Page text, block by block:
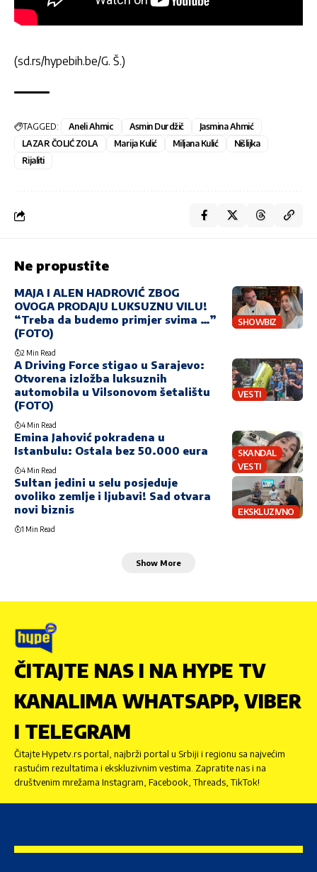
(sd.rs/hypebih.be/G. Š.)
TAGGED: Aneli Ahmic Asmin Durdžič
Jasmina Ahmić
LAZAR ČOLIĆ ZOLA
Marija Kulić Miljana Kulić
Nišlijka
Rijaliti
Ne propustite
SHOWBIZ
MAJA I ALEN HADROVIĆ ZBOG
OVOGA PRODAJU LUKSUZNU VILU!
“Treba da budemo primjer svima …”
(FOTO)
2 Min Read
VESTI
A Driving Force stigao u Sarajevo:
Otvorena izložba luksuznih
automobila u Vilsonovom šetalištu
(FOTO)
4 Min Read
SKANDAL
VESTI
Emina Jahović pokradena u
Istanbulu: Ostala bez 50.000 eura
4 Min Read
EKSKLUZIVNO
Sultan jedini u selu posjeduje
ovoliko zemlje i ljubavi! Sad otvara
novi biznis
1 Min Read
Show More
ČITAJTE NAS I NA HYPE TV
KANALIMA WHATSAPP, VIBER
I TELEGRAM
Čitajte Hypetv.rs portal, najbrži portal u Srbiji i regionu sa najvećim
rastućim rezultatima i ekskluzivnim vestima. Zapratite nas i na
društvenim mrežama Instagram, Facebook, Threads, TikTok!